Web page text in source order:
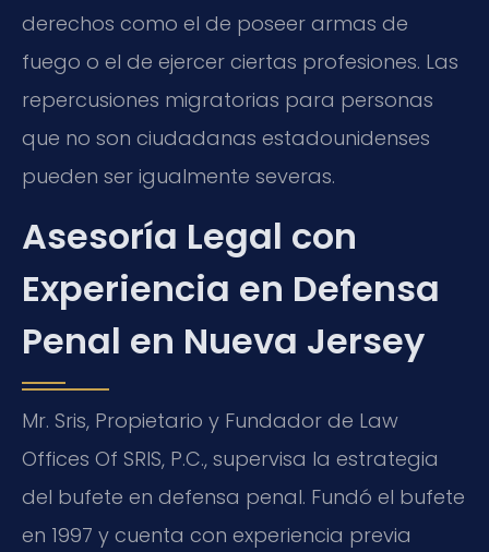
derechos como el de poseer armas de
fuego o el de ejercer ciertas profesiones. Las
repercusiones migratorias para personas
que no son ciudadanas estadounidenses
pueden ser igualmente severas.
Asesoría Legal con
Experiencia en Defensa
Penal en Nueva Jersey
Mr. Sris, Propietario y Fundador de Law
Offices Of SRIS, P.C., supervisa la estrategia
del bufete en defensa penal. Fundó el bufete
en 1997 y cuenta con experiencia previa